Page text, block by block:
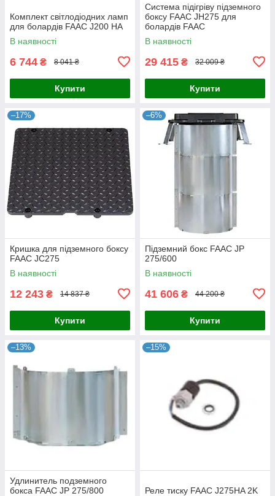
Комплект світлодіодних ламп
для болардів FAAC J200 HA
В наявності
6 744 ₴ 8 041 ₴
Купити
Система підігріву підземного
боксу FAAC JH275 для
болардів FAAC
В наявності
29 415 ₴ 32 009 ₴
Купити
–17%
Кришка для підземного боксу
FAAC JC275
В наявності
12 243 ₴ 14 837 ₴
Купити
–6%
Підземний бокс FAAC JP
275/600
В наявності
41 606 ₴ 44 200 ₴
Купити
–13%
Удлинитель подземного
бокса FAAC JP 275/800
–15%
Реле тиску FAAC J275HA 2K